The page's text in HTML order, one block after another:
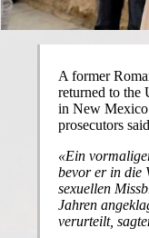
A former
returned to the
in New Mexico
prosecutors
Ein
bevor er in die
sexuellen
Jahren
verurteilt,